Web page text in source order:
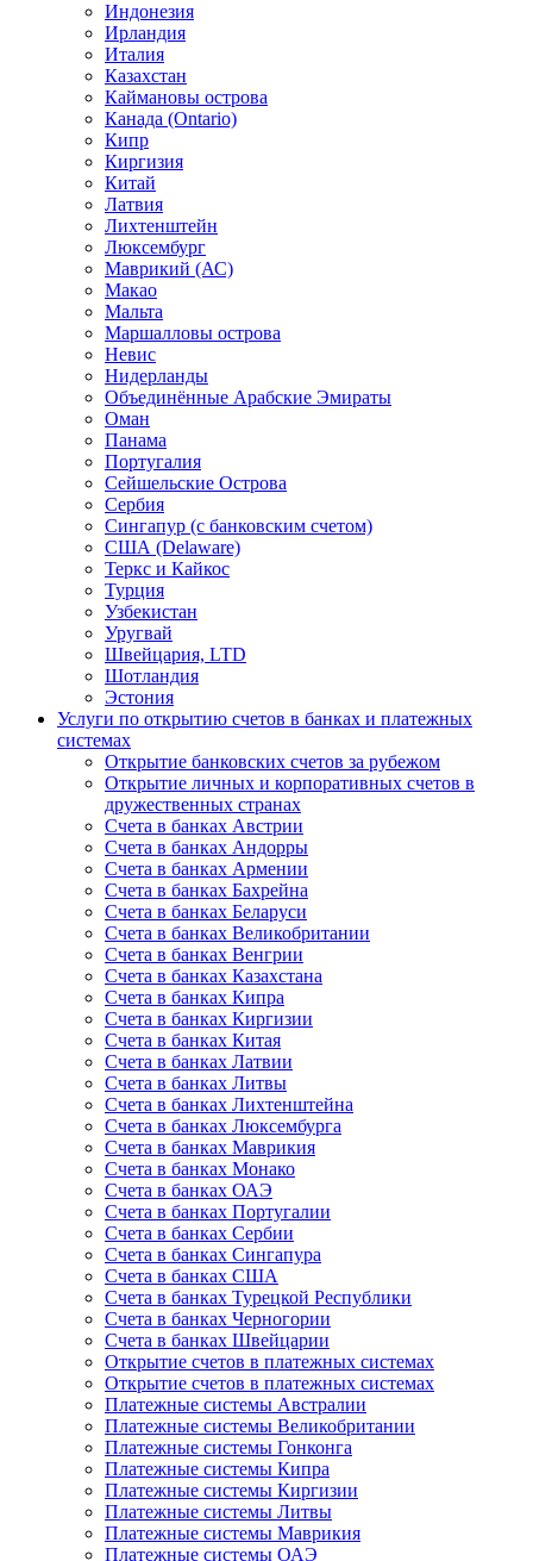
Индонезия
Ирландия
Италия
Казахстан
Каймановы острова
Канада (Ontario)
Кипр
Киргизия
Китай
Латвия
Лихтенштейн
Люксембург
Маврикий (АС)
Макао
Мальта
Маршалловы острова
Нeвис
Нидерланды
Объединённые Арабские Эмираты
Оман
Панама
Португалия
Сейшельские Острова
Сербия
Сингапур (c банковским счетом)
США (Delaware)
Теркс и Кайкос
Турция
Узбекистан
Уругвай
Швейцария, LTD
Шотландия
Эстония
Услуги по открытию счетов в банках и платежных
системах
Открытие банковских счетов за рубежом
Открытие личных и корпоративных счетов в
дружественных странах
Счета в банках Австрии
Счета в банках Андорры
Счета в банках Армении
Счета в банках Бахрейна
Счета в банках Беларуси
Счета в банках Великобритании
Счета в банках Венгрии
Счета в банках Казахстана
Счета в банках Кипра
Счета в банках Киргизии
Счета в банках Китая
Счета в банках Латвии
Счета в банках Литвы
Счета в банках Лихтенштейна
Счета в банках Люксембурга
Счета в банках Маврикия
Счета в банках Монако
Счета в банках ОАЭ
Счета в банках Португалии
Счета в банках Сербии
Счета в банках Сингапура
Счета в банках США
Счета в банках Турецкой Республики
Счета в банках Черногории
Счета в банках Швейцарии
Открытие счетов в платежных системах
Открытие счетов в платежных системах
Платежные системы Австралии
Платежные системы Великобритании
Платежные системы Гонконга
Платежные системы Кипра
Платежные системы Киргизии
Платежные системы Литвы
Платежные системы Маврикия
Платежные системы ОАЭ